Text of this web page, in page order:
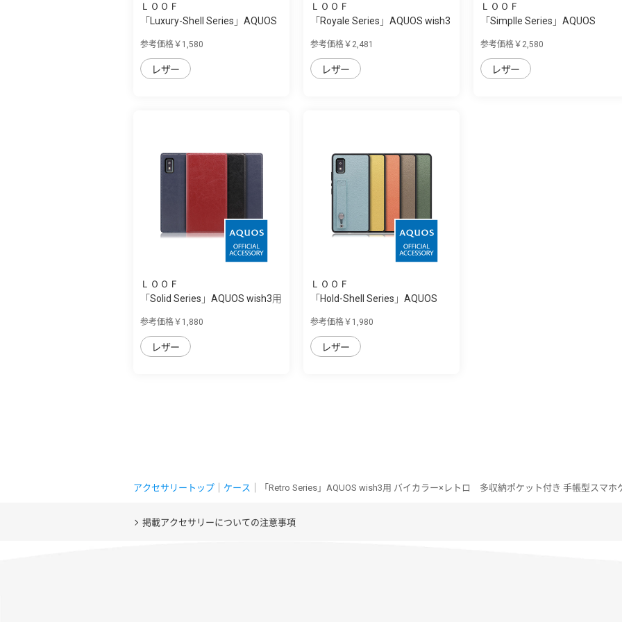
ＬＯＯＦ
「Luxury-Shell Series」AQUOS
参考価格￥1,580
レザー
ＬＯＯＦ
「Royale Series」AQUOS wish3
参考価格￥2,481
レザー
ＬＯＯＦ
「Simplle Series」AQUOS
参考価格￥2,580
レザー
ＬＯＯＦ
「Solid Series」AQUOS wish3用
参考価格￥1,880
レザー
ＬＯＯＦ
「Hold-Shell Series」AQUOS
参考価格￥1,980
レザー
アクセサリートップ ケース ｜「Retro Series」AQUOS wish3用 バイカラー×レトロ 多収納ポケット付き 手帳型スマホ
掲載アクセサリーについての注意事項